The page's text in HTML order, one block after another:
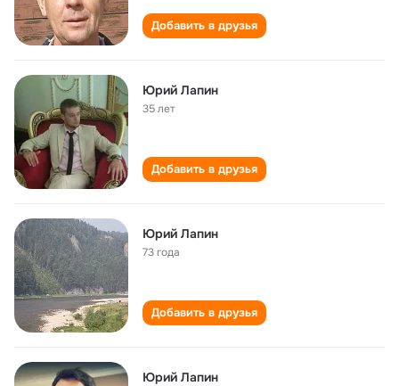
Добавить в друзья
Юрий Лапин
35 лет
Добавить в друзья
Юрий Лапин
73 года
Добавить в друзья
Юрий Лапин